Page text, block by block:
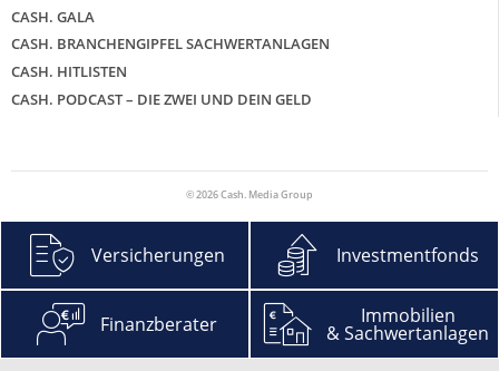
CASH. GALA
CASH. BRANCHENGIPFEL SACHWERTANLAGEN
CASH. HITLISTEN
CASH. PODCAST – DIE ZWEI UND DEIN GELD
© 2026 Cash. Media Group
Versicherungen Investmentfonds
Finanzberater Immobilien
& Sachwertanlagen